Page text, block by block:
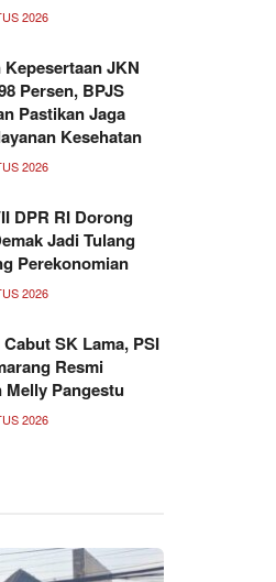
2026
Kepesertaan JKN
Persen, BPJS
Pastikan Jaga
Kesehatan
2026
DPR RI Dorong
Jadi Tulang
Perekonomian
2026
SK Lama, PSI
Resmi
Melly Pangestu
2026